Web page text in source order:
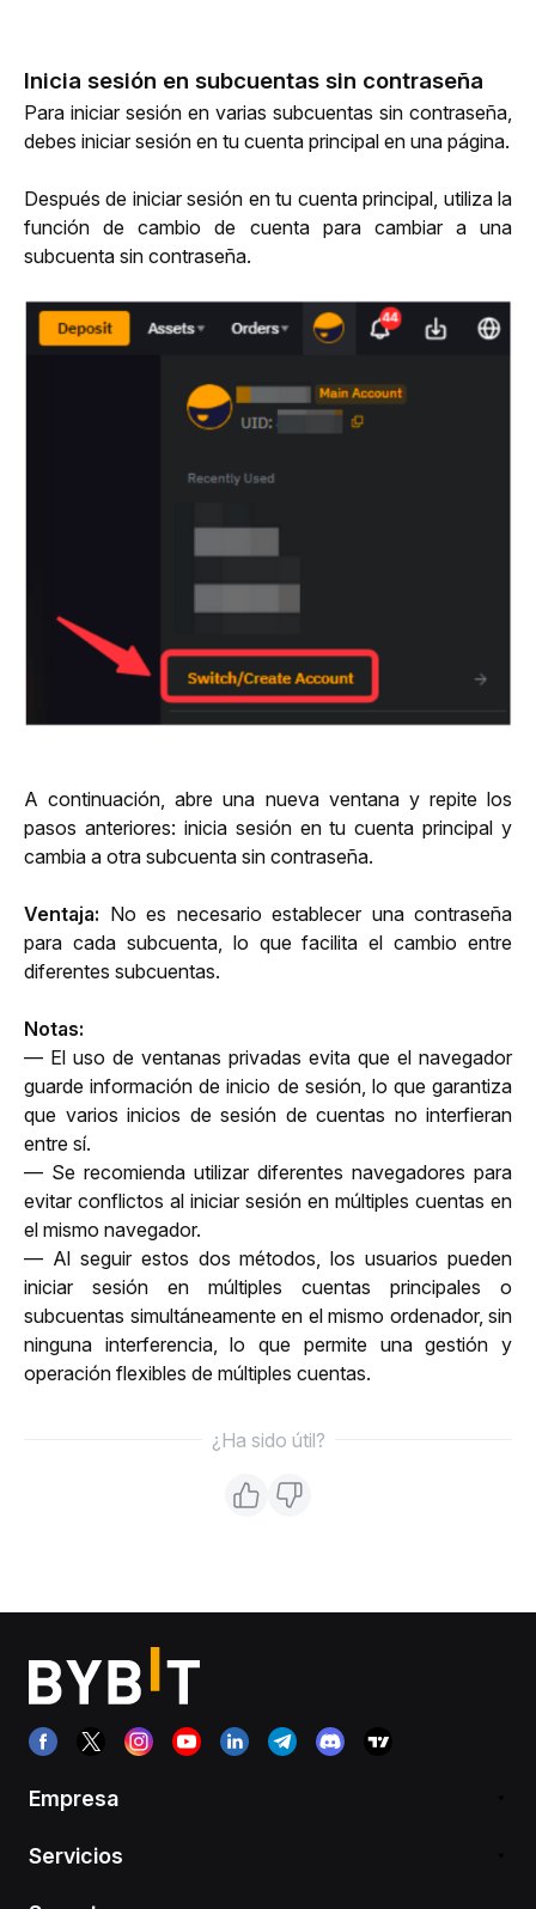
Inicia sesión en subcuentas sin contraseña
Para iniciar sesión en varias subcuentas sin contraseña,
debes iniciar sesión en tu cuenta principal en una página.
Después de iniciar sesión en tu cuenta principal, utiliza la
función de cambio de cuenta para cambiar a una
subcuenta sin contraseña.
A continuación, abre una nueva ventana y repite los
pasos anteriores: inicia sesión en tu cuenta principal y
cambia a otra subcuenta sin contraseña.
Ventaja: No es necesario establecer una contraseña
para cada subcuenta, lo que facilita el cambio entre
diferentes subcuentas.
Notas:
— El uso de ventanas privadas evita que el navegador
guarde información de inicio de sesión, lo que garantiza
que varios inicios de sesión de cuentas no interfieran
entre sí.
— Se recomienda utilizar diferentes navegadores para
evitar conflictos al iniciar sesión en múltiples cuentas en
el mismo navegador.
— Al seguir estos dos métodos, los usuarios pueden
iniciar sesión en múltiples cuentas principales o
subcuentas simultáneamente en el mismo ordenador, sin
ninguna interferencia, lo que permite una gestión y
operación flexibles de múltiples cuentas.
¿Ha sido útil?
Empresa
Servicios